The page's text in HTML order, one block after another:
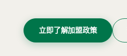
立即了解加盟政策